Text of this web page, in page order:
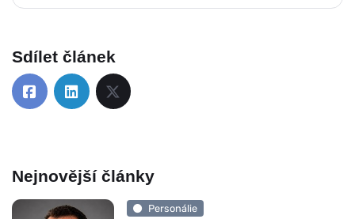
Sdílet článek
Nejnovější články
Personálie